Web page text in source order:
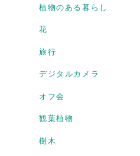
植物のある暮らし
花
旅行
デジタルカメラ
オフ会
観葉植物
樹木